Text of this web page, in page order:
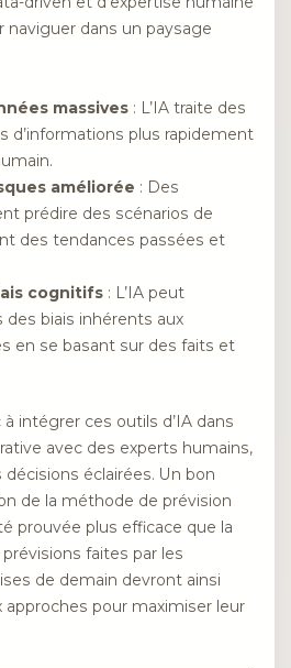
naviguer dans un paysage
massives : L’IA traite des
d’informations plus rapidement
améliorée : Des
prédire des scénarios de
des tendances passées et
cognitifs : L’IA peut
des biais inhérents aux
en se basant sur des faits et
intégrer ces outils d’IA dans
avec des experts humains,
éclairées. Un bon
de la méthode de prévision
prouvée plus efficace que la
faites par les
de demain devront ainsi
approches pour maximiser leur